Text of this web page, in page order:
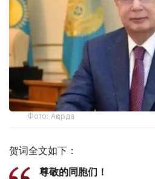
Фото: Ақорда
贺词全文如下：
尊敬的同胞们！